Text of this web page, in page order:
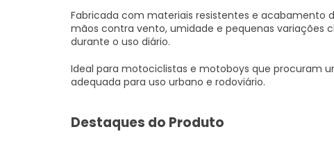
Fabricada com materiais resistentes e acabamento
mãos contra vento, umidade e pequenas variações
durante o uso diário.
Ideal para motociclistas e motoboys que procuram
adequada para uso urbano e rodoviário.
Destaques do Produto